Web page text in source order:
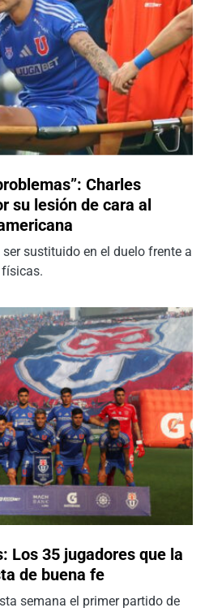
Charles
su lesión de cara al
sustituido en el duelo frente a
Los 35 jugadores que la
de buena fe
semana el primer partido de